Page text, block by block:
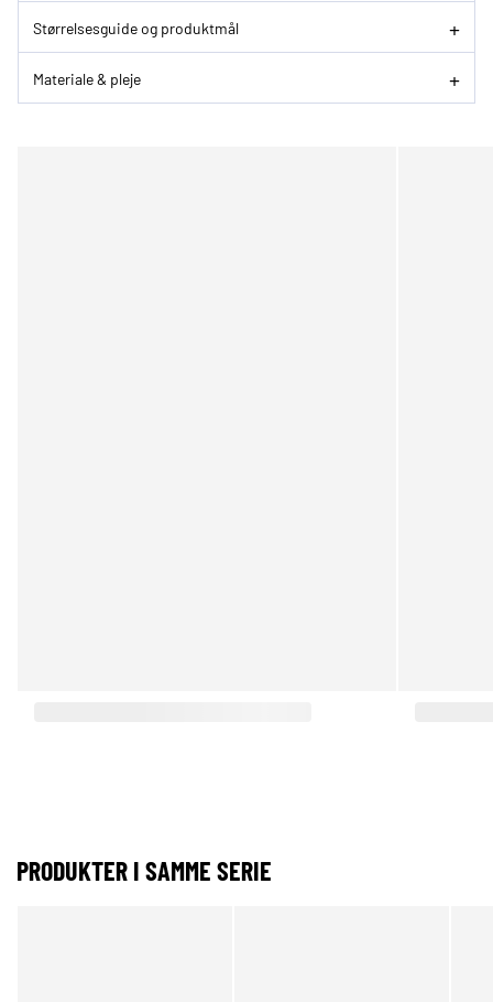
Størrelsesguide og produktmål
Materiale & pleje
PRODUKTER I SAMME SERIE